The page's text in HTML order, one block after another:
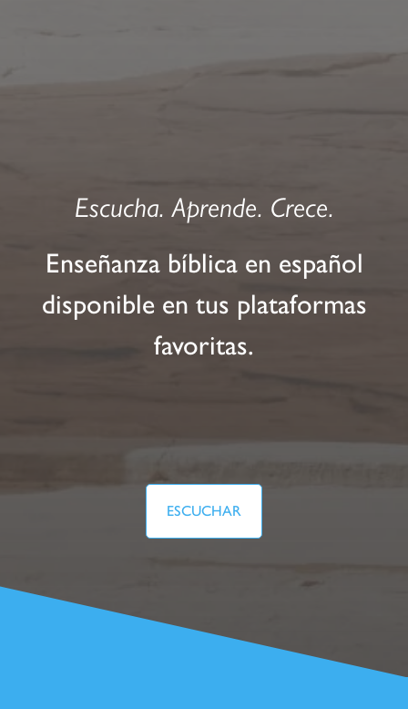
Escucha. Aprende. Crece.
Enseñanza bíblica en español
disponible en tus plataformas
favoritas.
ESCUCHAR